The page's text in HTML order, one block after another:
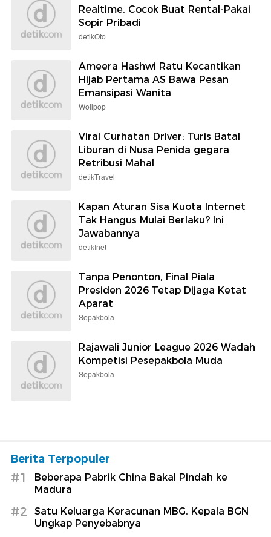
Realtime, Cocok Buat Rental-Pakai
Sopir Pribadi
detikOto
Ameera Hashwi Ratu Kecantikan
Hijab Pertama AS Bawa Pesan
Emansipasi Wanita
Wolipop
Viral Curhatan Driver: Turis Batal
Liburan di Nusa Penida gegara
Retribusi Mahal
detikTravel
Kapan Aturan Sisa Kuota Internet
Tak Hangus Mulai Berlaku? Ini
Jawabannya
detikInet
Tanpa Penonton, Final Piala
Presiden 2026 Tetap Dijaga Ketat
Aparat
Sepakbola
Rajawali Junior League 2026 Wadah
Kompetisi Pesepakbola Muda
Sepakbola
Berita Terpopuler
#1
Beberapa Pabrik China Bakal Pindah ke
Madura
#2
Satu Keluarga Keracunan MBG, Kepala BGN
Ungkap Penyebabnya